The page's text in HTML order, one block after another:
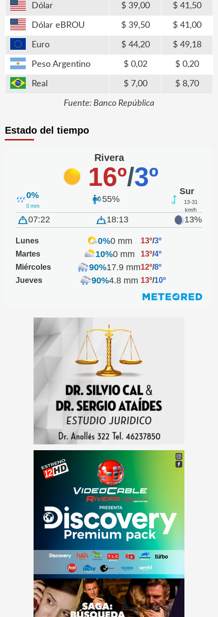
Dólar 39,00 41,50
Dólar eBROU 39,50 41,00
Euro 44,20 49,18
Peso Argentino 0,02 0,20
Real 7,00 8,70
Fuente: Banco República
Estado del tiempo
Rivera
16º/3º
0%
0 mm
55%
Sur
13-31
km/h
07:22 18:13 13%
Lunes 0%0 mm 13º/3º
Martes
10%0 mm 13º/4º
Miércoles
90%17.9 mm12º/8º
Jueves
90%4.8 mm 13º/10º